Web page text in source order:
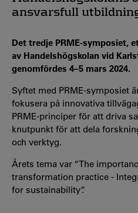
ansvarsfull
Det tredje PRME-symposiet,
av Handelshögskolan vid
genomfördes 4–5 mars 2024.
Syftet med PRME-symposiet
fokusera på innovativa
PRME-principer för att driva
knutpunkt för att dela
och verktyg.
Årets tema var “The
transformation practice -
for sustainability”.